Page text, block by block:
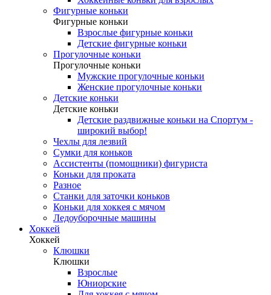
Фигурные коньки
Фигурные коньки
Взрослые фигурные коньки
Детские фигурные коньки
Прогулочные коньки
Прогулочные коньки
Мужские прогулочные коньки
Женские прогулочные коньки
Детские коньки
Детские коньки
Детские раздвижные коньки на Спортум -
широкий выбор!
Чехлы для лезвий
Сумки для коньков
Ассистенты (помощники) фигуриста
Коньки для проката
Разное
Станки для заточки коньков
Коньки для хоккея с мячом
Ледоуборочные машины
Хоккей
Хоккей
Клюшки
Клюшки
Взрослые
Юниорские